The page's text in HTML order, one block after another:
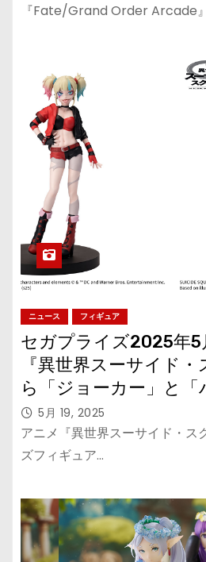
場！
『Fate/Grand Order Arcade
ニュース フィギュア
セガプライズ2025年5
『異世界スーサイド
ら「ジョーカー」と「
ン」フィギュアが登場
5月 19, 2025
アニメ『異世界スーサイド・ス
ズフィギュア…